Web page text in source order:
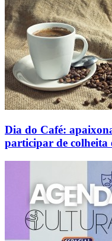
Dia do Café:
participar de colheita